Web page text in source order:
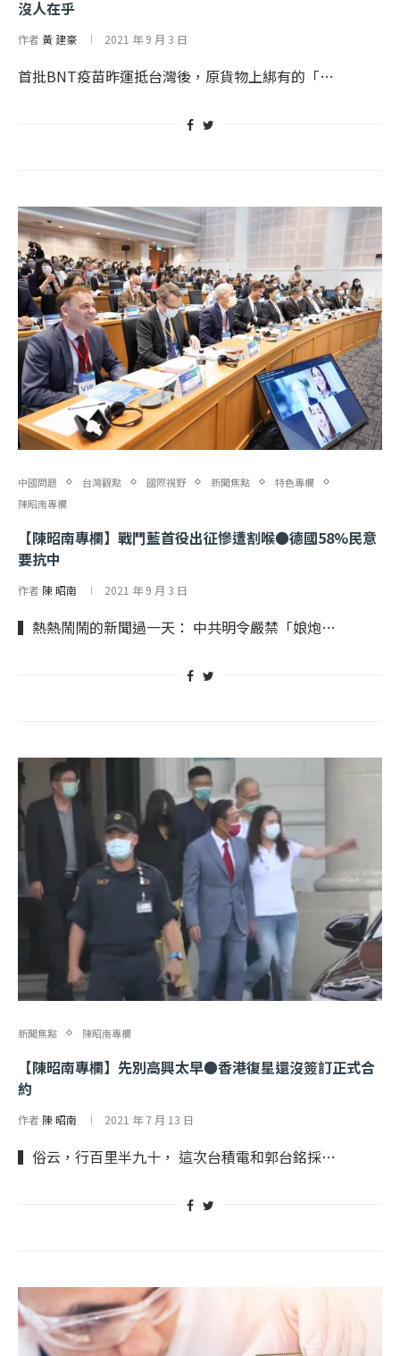
沒人在乎
作者 黃 建豪 2021 年 9 月 3 日
首批BNT疫苗昨運抵台灣後，原貨物上綁有的「…
中國問題 台灣觀點 國際視野 新聞焦點
特色專欄
陳昭南專欄
【陳昭南專欄】戰鬥藍首役出征慘遭割喉●德國58%民意
要抗中
作者 陳 昭南 2021 年 9 月 3 日
▍熱熱鬧鬧的新聞過一天： 中共明令嚴禁「娘炮…
新聞焦點 陳昭南專欄
【陳昭南專欄】先別高興太早●香港復星還沒簽訂正式合
約
作者 陳 昭南 2021 年 7 月 13 日
▍俗云，行百里半九十， 這次台積電和郭台銘採…